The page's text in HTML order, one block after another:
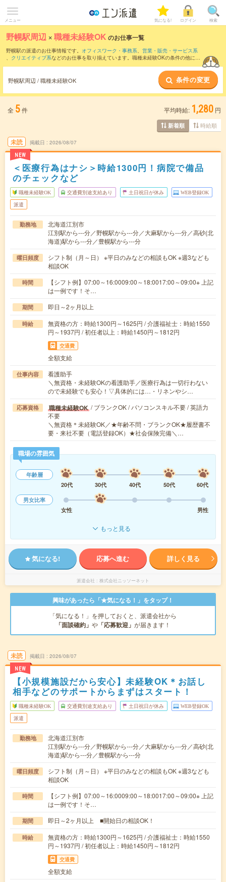
メニュー 気になる! ログイン 検索
野幌駅周辺 ×職種未経験OK のお仕事一覧
野幌駅の派遣のお仕事情報です。 オフィスワーク・事務系、 営業・販売・サービス系
、 クリエイティブ系などのお仕事を取り揃えています。職種未経験OKの条件の他に、
野幌駅周辺 / 職種未経験OK 条件の変更
全 5件 平均時給: 1,280 円
新着順 時給順
未読
NEW
掲載日 2026/08/07
＜医療行為はナシ＞時給1300円！病院で備品
のチェックなど
職種未経験OK 交通費別途支給あり 土日祝日が休み WEB登録OK
派遣
勤務地
北海道江別市
江別駅から---分／野幌駅から---分／大麻駅から---分／高砂(北
海道)駅から---分／豊幌駅から---分
曜日頻度
シフト制（月～日） ※平日のみなどの相談もOK ※週3なども
相談OK
時間
【シフト例】07:00～16:0009:00～18:0017:00～09:00※ 上記
は一例です！そ…
期間 即日～2ヶ月以上
時給
無資格の方：時給1300円～1625円 / 介護福祉士：時給1550
円～1937円 / 初任者以上：時給1450円～1812円
交通費
全額支給
仕事内容
看護助手
＼無資格・未経験OKの看護助手／医療行為は一切行わない
ので未経験でも安心！▽具体的には…・リネンやシ…
応募資格 職種未経験OK / ブランクOK / パソコンスキル不要 / 英語力
不要
＼無資格＊未経験OK／★年齢不問・ブランクOK★履歴書不
要・来社不要（電話登録OK）★社会保険完備＼…
職場の雰囲気
年齢層
20代
30代 40代 50代
60代
男女比率
女性
男性
もっと見る
気になる! 応募へ進む 詳しく見る
派遣会社 株式会社ニッソーネット
興味があったら「★気になる！」をタップ！
「気になる！」を押しておくと、派遣会社から
「面談確約」 や 「応募歓迎」 が届きます！
未読
NEW
掲載日 2026/08/07
【小規模施設だから安心】未経験OK＊お話し
相手などのサポートからまずはスタート！
職種未経験OK 交通費別途支給あり 土日祝日が休み WEB登録OK
派遣
勤務地
北海道江別市
江別駅から---分／野幌駅から---分／大麻駅から---分／高砂(北
海道)駅から---分／豊幌駅から---分
曜日頻度
シフト制（月～日） ※平日のみなどの相談もOK ※週3なども
相談OK
時間
【シフト例】07:00～16:0009:00～18:0017:00～09:00※ 上記
は一例です！そ…
期間 即日～2ヶ月以上 ■開始日の相談OK！
時給
無資格の方：時給1300円～1625円 / 介護福祉士：時給1550
円～1937円 / 初任者以上：時給1450円～1812円
交通費
全額支給